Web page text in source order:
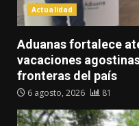
Actualidad
Aduanas fortalece
vacaciones
fronteras del país
6 agosto, 2026 81